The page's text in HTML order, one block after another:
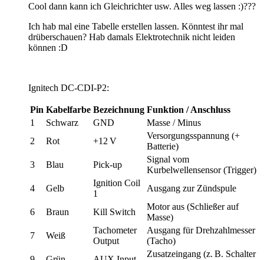
Cool dann kann ich Gleichrichterusw. Alles weg lassen :)???
Ich hab mal eine Tabelle erstellen lassen. Könntest ihr mal
drüberschauen? Hab damals Elektrotechnik nicht leiden
können :D
Ignitech DC-CDI-P2:
Pin Kabelfarbe Bezeichnung Funktion / Anschluss
1
Schwarz GND
Masse / Minus
2
Rot +12 V
Versorgungsspannung (+
Batterie)
3
Blau Pick-up
Signal vom
Kurbelwellensensor (Trigger)
4
Gelb
Ignition Coil
1
Ausgang zur Zündspule
6 Braun Kill Switch
Motor aus (Schließer auf
Masse)
7
Weiß
Tachometer
Output
Ausgang für Drehzahlmesser
(Tacho)
Zusatzeingang (z. B. Schalter